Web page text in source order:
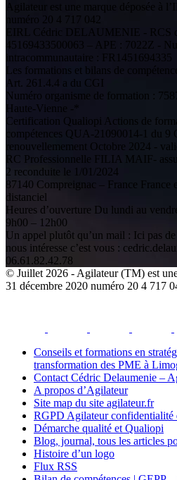
Agilateur est une marque déposée à
numéro 20 4 717 042
EIRL Cédric DELAUMENIE - RCS
45169433500063 – APE : 7022Z -
intracommunautaire : FR1451694335
Les formations et bilans de
Art. 261.4.4 a du CGI
Numéro organisme de formation :
Haute-Vienne -*
Certification Qualiopi Actions de
compétences QUA-21090014-1 du 9
renouvellemement Octobre 2024 -
RC Professionnelle FILIA MAIF-
2 reconduite le 1/01/2024
87140 Compreignac – France France
distanciel
Heures d’ouverture Du lundi au
9h00 – 12h00
Un appel plutôt qu’un mail : Ici pas
nous intéresse c’est vous :
06.61.82.42.78
© Juillet 2026 - Agilateur (TM) est
31 décembre 2020 numéro 20 4 717
Conseils et formations en
transformation des PME à
Contact Cédric Delaumenie –
A propos d’Agilateur
Site map du site agilateur.fr
RGPD Agilateur confidentialité
Démarche qualité et Qualiopi
Blog, journal, tous les articles
Histoire d’un logo
Flux RSS